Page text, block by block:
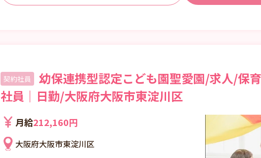
契約社員
幼保連携型認定こども園聖愛園/求人/保
社員｜日勤/大阪府大阪市東淀川区
月給212,160円
大阪府大阪市東淀川区